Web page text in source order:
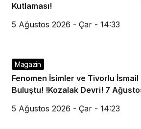
Kutlaması!
5 Ağustos 2026 - Çar - 14:33
Magazin
Fenomen İsimler ve Tivorlu İsmail
Buluştu! !Kozalak Devri! 7
5 Ağustos 2026 - Çar - 14:23